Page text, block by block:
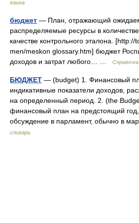
языка
бюджет — План, отражающий
распределяемые ресурсы в
качестве контрольного эталона.
men/meskon glossary.htm] бюджет
доходов и затрат любого… …
БЮДЖЕТ — (budget) 1. Финансовый
индикативные показатели доходов,
на определенный период. 2. (the
финансовый план на предстоящий
обсуждение в парламент, обычно в
словарь